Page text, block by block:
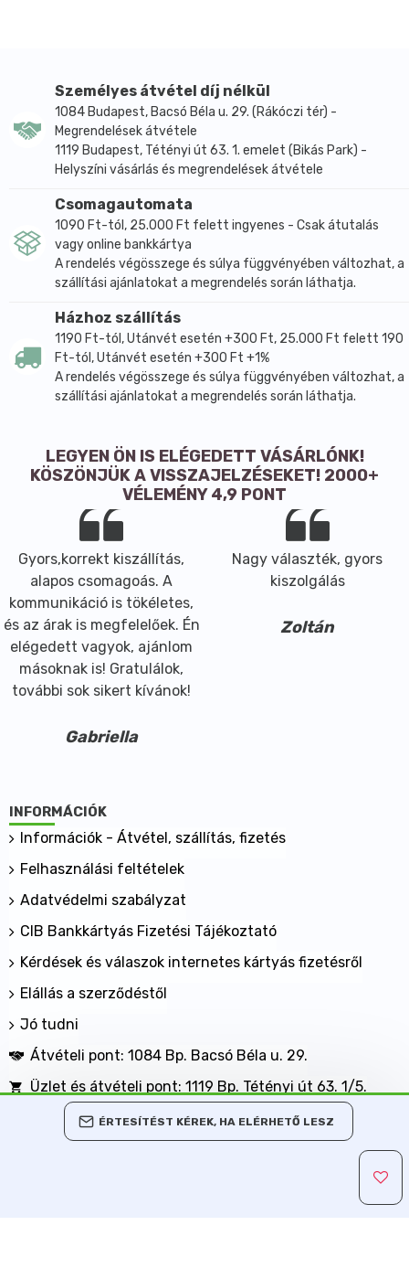
ÉRTESÍTÉST KÉREK, HA ELÉRHETŐ LESZ
4,8 g
-amelyből telített zsírsavak 2,1 g
Szénhidrát
0,8 g
-amelyből cukrok 0,0 g
0,0 g
Átlagos ásványi anyag tartalom 100 g termékben:
Kálium 3,7 mg
510 mg
Foszfor 441 mg
Magnézium 36,8 mg
Vas
6,4 mg
Tárolás:
száraz, hűvös helyen
Milyen diétába illeszthető:
Vegán
Személyes átvétel díj nélkül
1084 Budapest, Bacsó Béla u. 29. (Rákóczi tér) -
Megrendelések átvétele
1119 Budapest, Tétényi út 63. 1. emelet (Bikás Park) -
Helyszíni vásárlás és megrendelések átvétele
Csomagautomata
1090 Ft-tól, 25.000 Ft felett ingyenes - Csak átutalás
vagy online bankkártya
A rendelés végösszege és súlya függvényében változhat, a
szállítási ajánlatokat a megrendelés során láthatja.
Házhoz szállítás
1190 Ft-tól, Utánvét esetén +300 Ft, 25.000 Ft felett 190
Ft-tól, Utánvét esetén +300 Ft +1%
A rendelés végösszege és súlya függvényében változhat, a
szállítási ajánlatokat a megrendelés során láthatja.
LEGYEN ÖN IS ELÉGEDETT VÁSÁRLÓNK!
KÖSZÖNJÜK A VISSZAJELZÉSEKET! 2000+
VÉLEMÉNY 4,9 PONT
Gyors,korrekt kiszállítás,
alapos csomagoás. A
kommunikáció is tökéletes,
és az árak is megfelelőek. Én
elégedett vagyok, ajánlom
másoknak is! Gratulálok,
további sok sikert kívánok!
Gabriella
Nagy választék, gyors
kiszolgálás
Zoltán
INFORMÁCIÓK
Információk - Átvétel, szállítás, fizetés
Felhasználási feltételek
Adatvédelmi szabályzat
CIB Bankkártyás Fizetési Tájékoztató
Kérdések és válaszok internetes kártyás fizetésről
Elállás a szerződéstől
Jó tudni
Átvételi pont: 1084 Bp. Bacsó Béla u. 29.
Üzlet és átvételi pont: 1119 Bp. Tétényi út 63. 1/5.
BANKKÁRTYÁVAL IS FIZETHET NÁLUNK!
Árukereső.hu